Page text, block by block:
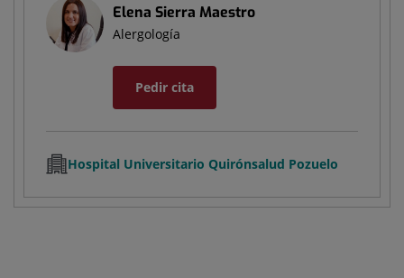
Elena Sierra Maestro
Alergología
Pedir cita
Hospital Universitario Quirónsalud Pozuelo